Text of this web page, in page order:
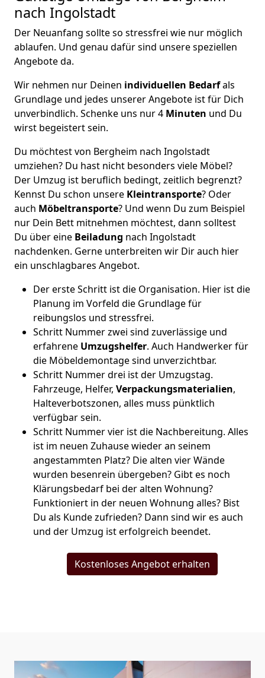
nach Ingolstadt
Der Neuanfang sollte so stressfrei wie nur möglich
ablaufen. Und genau dafür sind unsere speziellen
Angebote da.
Wir nehmen nur Deinen individuellen Bedarfals
Grundlage und jedes unserer Angebote ist für Dich
unverbindlich. Schenke uns nur 4 Minuten und Du
wirst begeistert sein.
Du möchtest von Bergheim nach Ingolstadt
umziehen? Du hast nicht besonders viele Möbel?
Der Umzug ist beruflich bedingt, zeitlich begrenzt?
Kennst Du schon unsere Kleintransporte? Oder
auch Möbeltransporte? Und wenn Du zum Beispiel
nur Dein Bett mitnehmen möchtest, dann solltest
Du über eine Beiladung nach Ingolstadt
nachdenken. Gerne unterbreiten wir Dir auch hier
ein unschlagbares Angebot.
Der erste Schritt ist die Organisation. Hier ist die
Planung im Vorfeld die Grundlage für
reibungslos und stressfrei.
Schritt Nummer zwei sind zuverlässige und
erfahrene Umzugshelfer. Auch Handwerker für
die Möbeldemontage sind unverzichtbar.
Schritt Nummer drei ist der Umzugstag.
Fahrzeuge, Helfer, Verpackungsmaterialien,
Halteverbotszonen, alles muss pünktlich
verfügbar sein.
Schritt Nummer vier ist die Nachbereitung. Alles
ist im neuen Zuhause wieder an seinem
angestammten Platz? Die alten vier Wände
wurden besenrein übergeben? Gibt es noch
Klärungsbedarf bei der alten Wohnung?
Funktioniert in der neuen Wohnung alles? Bist
Du als Kunde zufrieden? Dann sind wir es auch
und der Umzug ist erfolgreich beendet.
Kostenloses Angebot erhalten